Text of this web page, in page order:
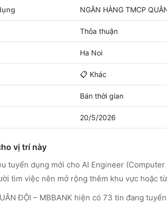
NGÂN HÀNG TMCP
Thỏa thuận
Ha Noi
📋 Khác
Bán thời gian
20/5/2026
vị trí này
tuyển dụng mới cho AI Engineer
tìm việc nên mở rộng thêm khu vực hoặc
ĐỘI – MBBANK hiện có 73 tin đang